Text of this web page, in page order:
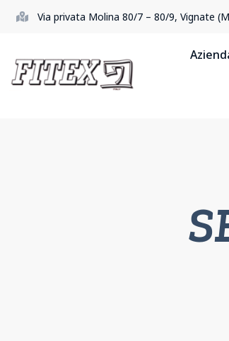
Via privata Molina 80/7 – 80/9, Vignate